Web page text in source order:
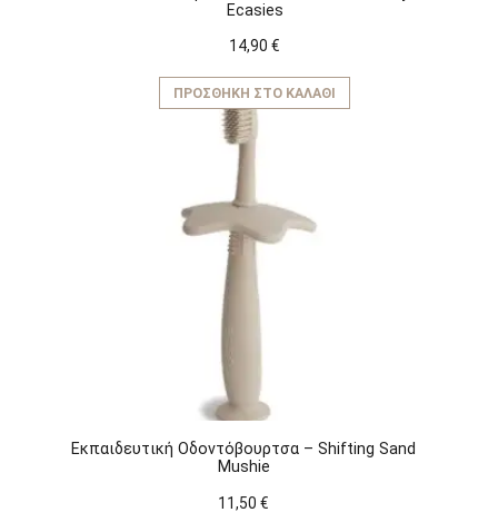
Ecasies
14,90 €
ΠΡΟΣΘΉΚΗ ΣΤΟ ΚΑΛΆΘΙ
Εκπαιδευτική Οδοντόβουρτσα – Shifting Sand
Mushie
11,50 €